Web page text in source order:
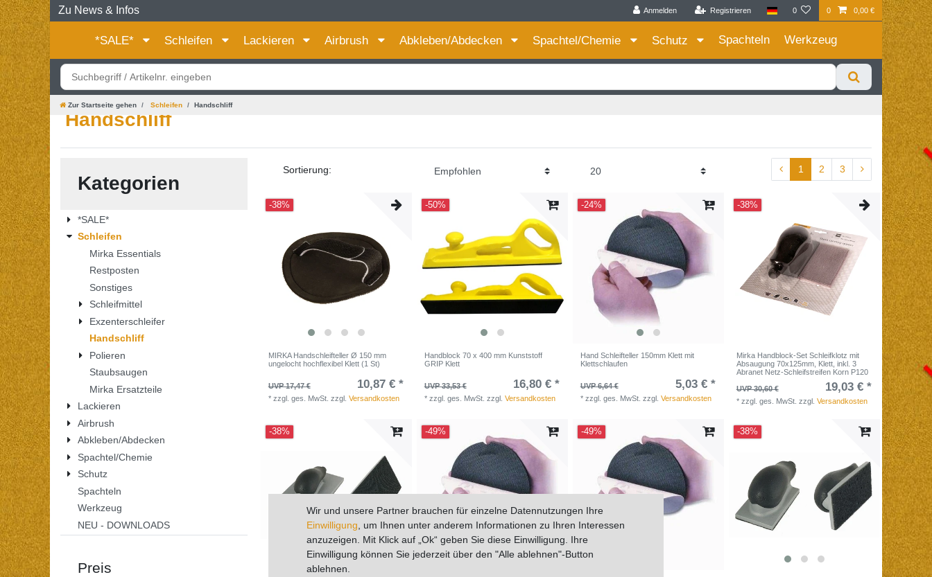
Zu News & Infos Anmelden Registrieren 0 0 0,00 €
Für bessere Preise HIER registrieren! Zum Privatkunden Shop bitte hier klicken
*SALE* Schleifen Lackieren Airbrush Abkleben/Abdecken Spachtel/Chemie Schutz Spachteln Werkzeug
Zur Startseite gehen Schleifen Handschliff
Handschliff
Kategorien
*SALE*
Schleifen
Mirka Essentials
Restposten
Sonstiges
Schleifmittel
Exzenterschleifer
Handschliff
Polieren
Staubsaugen
Mirka Ersatzteile
Lackieren
Airbrush
Abkleben/Abdecken
Spachtel/Chemie
Schutz
Spachteln
Werkzeug
NEU - DOWNLOADS
Preis
Sortierung: 1 2 3
-38%
MIRKA Handschleifteller Ø 150 mm
ungelocht hochflexibel Klett (1 St)
UVP 17,47 € 10,87 € *
* zzgl. ges. MwSt. zzgl. Versandkosten
-50%
Handblock 70 x 400 mm Kunststoff
GRIP Klett
UVP 33,53 € 16,80 € *
* zzgl. ges. MwSt. zzgl. Versandkosten
-24%
Hand Schleifteller 150mm Klett mit
Klettschlaufen
UVP 6,64 € 5,03 € *
* zzgl. ges. MwSt. zzgl. Versandkosten
-38%
Mirka Handblock-Set Schleifklotz mit
Absaugung 70x125mm, Klett, inkl. 3
Abranet Netz-Schleifstreifen Korn P120
UVP 30,60 €
19,03 € *
* zzgl. ges. MwSt. zzgl. Versandkosten
-38% -49% -49% -38%
Wir und unsere Partner brauchen für einzelne Datennutzungen Ihre
Einwilligung , um Ihnen unter anderem Informationen zu Ihren Interessen
anzuzeigen. Mit Klick auf „Ok“ geben Sie diese Einwilligung. Ihre
Einwilligung können Sie jederzeit über den "Alle ablehnen"-Button
ablehnen.